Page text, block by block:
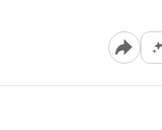
Abrir